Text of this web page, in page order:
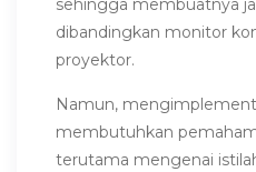
sehingga membuatnya
dibandingkan monitor
proyektor.
Namun,
membutuhkan
terutama mengenai